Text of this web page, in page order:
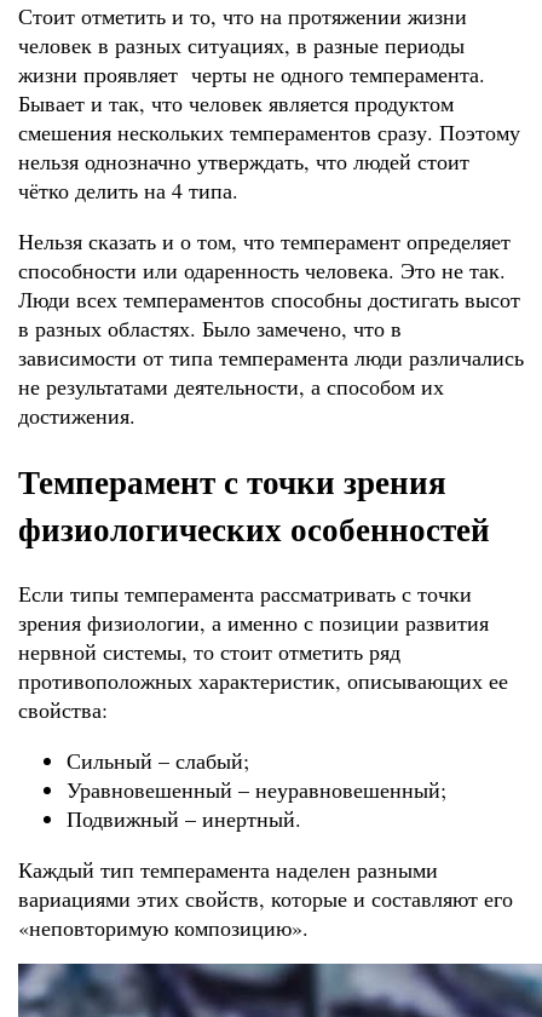
Стоит отметить и то, что на протяжении жизни
человек в разных ситуациях, в разные периоды
жизни проявляет черты не одного темперамента.
Бывает и так, что человек является продуктом
смешения нескольких темпераментов сразу. Поэтому
нельзя однозначно утверждать, что людей стоит
чётко делить на 4 типа.
Нельзя сказать и о том, что темперамент определяет
способности или одаренность человека. Это не так.
Люди всех темпераментов способны достигать высот
в разных областях. Было замечено, что в
зависимости от типа темперамента люди различались
не результатами деятельности, а способом их
достижения.
Темперамент с точки зрения
физиологических особенностей
Если типы темперамента рассматривать с точки
зрения физиологии, а именно с позиции развития
нервной системы, то стоит отметить ряд
противоположных характеристик, описывающих ее
свойства:
Сильный – слабый;
Уравновешенный – неуравновешенный;
Подвижный – инертный.
Каждый тип темперамента наделен разными
вариациями этих свойств, которые и составляют его
«неповторимую композицию».